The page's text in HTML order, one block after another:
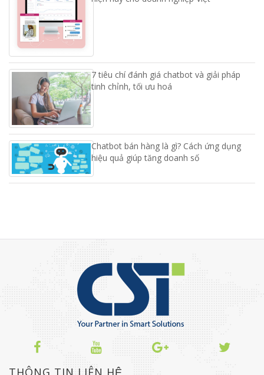
7 tiêu chí đánh giá chatbot và giải pháp
tinh chỉnh, tối ưu hoá
Chatbot bán hàng là gì? Cách ứng dụng
hiệu quả giúp tăng doanh số
THÔNG TIN LIÊN HỆ